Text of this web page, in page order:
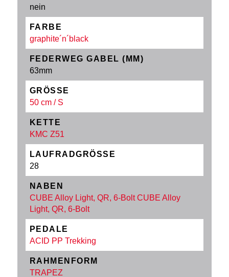
nein
FARBE
graphite´n´black
FEDERWEG GABEL (MM)
63mm
GRÖSSE
50 cm / S
KETTE
KMC Z51
LAUFRADGRÖSSE
28
NABEN
CUBE Alloy Light, QR, 6-Bolt CUBE Alloy
Light, QR, 6-Bolt
PEDALE
ACID PP Trekking
RAHMENFORM
TRAPEZ